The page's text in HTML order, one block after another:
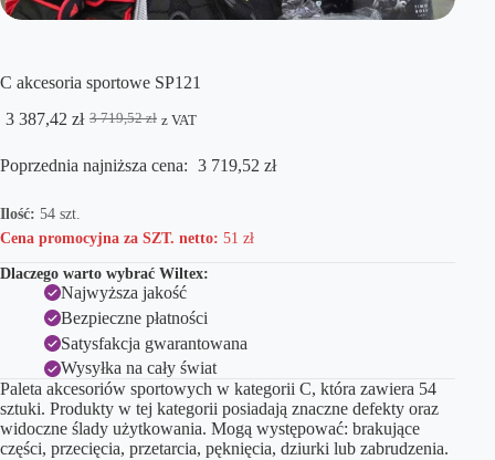
C akcesoria sportowe SP121
3 719,52zł
Pierwotna
wynosiła:
3 387,42 złAktualna
wynosi:
z VAT
Poprzednia najniższa cena: 3 719,52 zł
Ilość: 54 szt.
Cena promocyjna za SZT. netto: 51 zł
Dlaczego warto wybrać Wiltex:
Najwyższa jakość
Bezpieczne płatności
Satysfakcja gwarantowana
Wysyłka na cały świat
Paleta akcesoriów sportowych w kategorii C, która zawiera 54
sztuki. Produkty w tej kategorii posiadają znaczne defekty oraz
widoczne ślady użytkowania. Mogą występować: brakujące
części, przecięcia, przetarcia, pęknięcia, dziurki lub zabrudzenia.